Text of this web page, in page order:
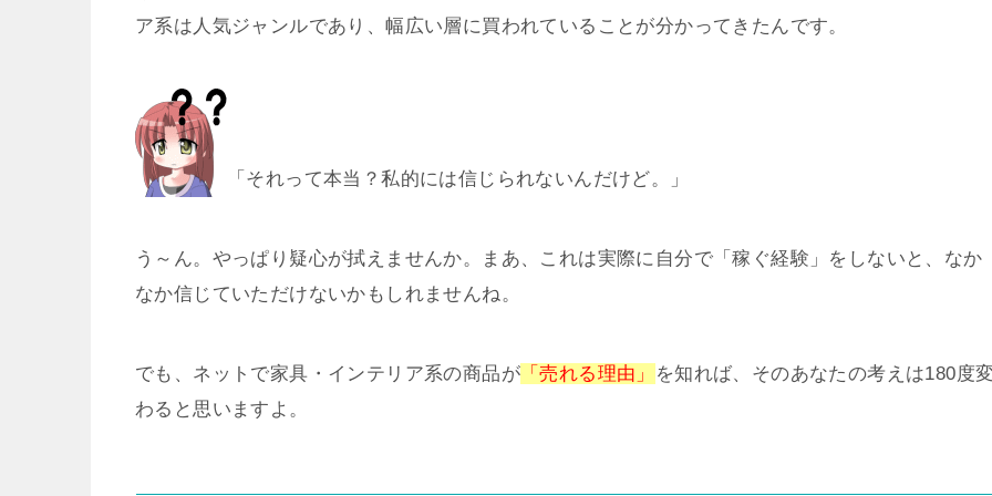
ア系は人気ジャンルであり、幅広い層に買われていることが分かってきたんです。
「それって本当？私的には信じられないんだけど。」
う～ん。やっぱり疑心が拭えませんか。まあ、これは実際に自分で「稼ぐ経験」をしないと、なか
なか信じていただけないかもしれませんね。
でも、ネットで家具・インテリア系の商品が 「売れる理由」
を知れば、そのあなたの考えは180度
わると思いますよ。